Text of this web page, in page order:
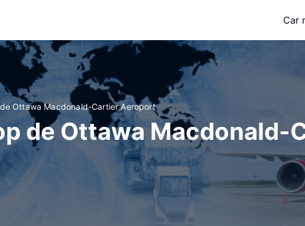
Car
Ottawa Macdonald-Cartier Aeroport
de Ottawa Macdonald-